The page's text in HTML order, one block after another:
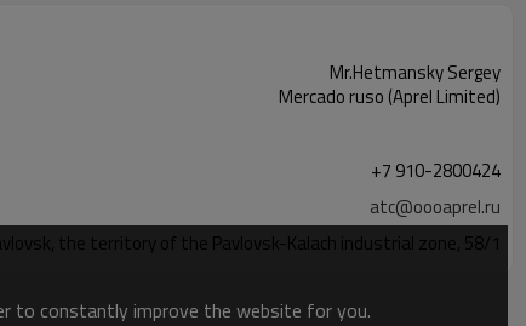
Mr.Hetmansky Sergey
Mercado ruso (Aprel Limited)
+7 910-2800424
atc@oooaprel.ru
the territory of the Pavlovsk-Kalach industrial zone, 58/1
to constantly improve the website for you.